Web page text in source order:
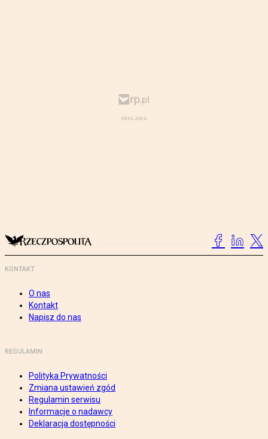
KONTAKT
O nas
Kontakt
Napisz do nas
REGULAMIN
Polityka Prywatności
Zmiana ustawień zgód
Regulamin serwisu
Informacje o nadawcy
Deklaracja dostępności